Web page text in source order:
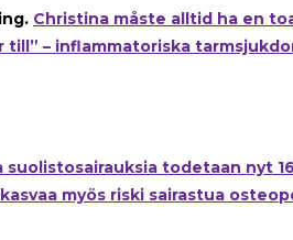
Christina måste alltid ha en
till” – inflammatoriska
suolistosairauksia todetaan nyt
myös riski sairastua